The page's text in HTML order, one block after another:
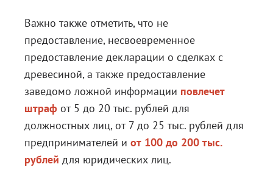
Важно также отметить, что не
предоставление, несвоевременное
предоставление декларации о сделках с
древесиной, а также предоставление
заведомо ложной информации повлечет
штраф от 5 до 20 тыс. рублей для
должностных лиц, от 7 до 25 тыс. рублей для
предпринимателей и от 100 до 200 тыс.
рублей для юридических лиц.